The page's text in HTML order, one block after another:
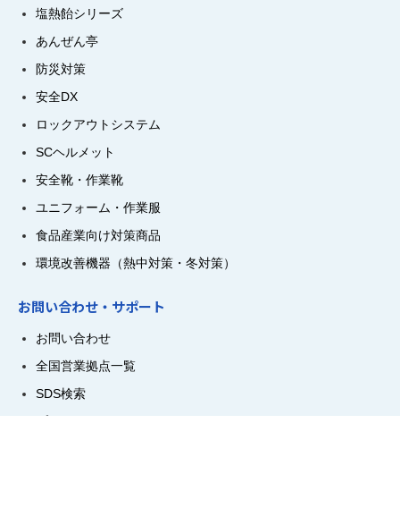
塩熱飴シリーズ
あんぜん亭
防災対策
安全DX
ロックアウトシステム
SCヘルメット
安全靴・作業靴
ユニフォーム・作業服
食品産業向け対策商品
環境改善機器（熱中対策・冬対策）
お問い合わせ・サポート
お問い合わせ
全国営業拠点一覧
SDS検索
プライバシーポリシー